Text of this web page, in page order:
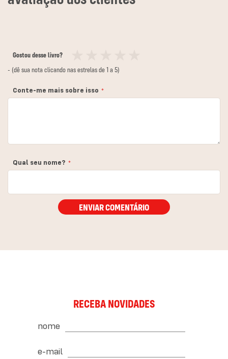
Gostou desse livro?
12
3
4
5
- (dê sua nota clicando nas estrelas de 1 a 5)
Conte-me mais sobre isso
Qual seu nome?
ENVIAR COMENTÁRIO
RECEBA NOVIDADES
nome
e-mail